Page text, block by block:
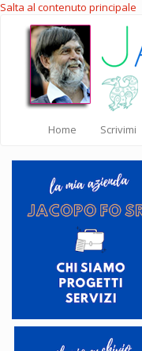
Salta al contenuto principale
Home Scrivimi